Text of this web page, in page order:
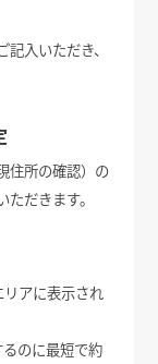
入いただき、
住所の確認）の
だきます。
アに表示され
のに最短で約